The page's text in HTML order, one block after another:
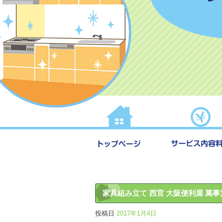
家具組み立て 西宮 大阪便利屋 萬事
投稿日 2017年1月4日